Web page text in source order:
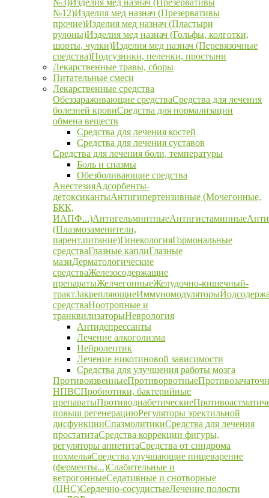
№3)Изделия мед назнач (Презервативы
№12)Изделия мед назнач (Презервативы
прочие)Изделия мед назнач (Пластыри
рулоны)Изделия мед назнач (Гольфы, колготки,
шорты, чулки)Изделия мед назнач (Перевязочные
средства)Подгузники, пеленки, простыни
Лекарственные травы, сборы
Питательные смеси
Лекарственные средства
Обеззараживающие средстваСредства для лечения
болезней кровиСредства для нормализации
обмена веществ
Средства для лечения костей
Средства для лечения суставов
Средства для лечения боли, температуры
Боль и спазмы
Обезболивающие средства
АнестезияАдсорбенты-
детоксикантыАнтигипертензивные (Мочегонные,
БКК,
ИАПФ...)АнтигельминтныеАнтигистаминные
(Плазмозаменители,
парент.питание)ГинекологияГормональные
средстваГлазные каплиГлазные
мазиДерматологические
средстваЖелезосодержащие
препаратыЖелчегонныеЖелудочно-кишечный-
трактЗакрепляющиеИммуномодуляторы
средстваНоотропные и
транквилизаторыНеврология
Антидепрессанты
Лечение алкоголизма
Нейролептик
Лечение никотиновой зависимости
Средства для улучшения работы мозга
ПротивоязвенныеПротиворвотные
НПВСПробиотики, бактерийные
препаратыПротиводиабетические
повыш регенерациюРегуляторы эректильной
дисфункцииСпазмолитикиСредства для лечения
простатитаСредства коррекции фигуры,
регуляторы аппетитаСредства от синдрома
похмельяСредства улучшающие пищеварение
(ферменты...)Слабительные и
ветрогонныеСедативные и снотворные
(ЦНС)Сердечно-сосудистыеЛечение полости